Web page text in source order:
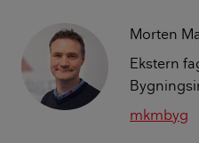
Morten
Ekstern
mkmbyg